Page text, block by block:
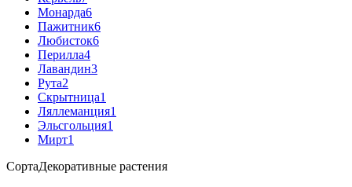
Монарда6
Пажитник6
Любисток6
Перилла4
Лавандин3
Рута2
Скрытница1
Ляллеманция1
Эльсгольция1
Мирт1
СортаДекоративные растения